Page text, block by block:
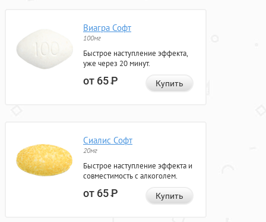
Виагра Софт
100мг
Быстрое наступление эффекта,
уже через 20 минут.
от 65Р Купить
Сиалис Софт
20мг
Быстрое наступление эффекта и
совместимость с алкоголем.
от 65Р Купить